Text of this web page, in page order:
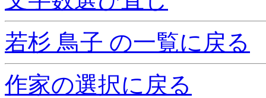
若杉 鳥子 の一覧に戻る
作家の選択に戻る